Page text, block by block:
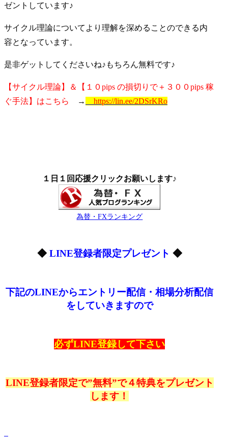
ゼントしています♪
サイクル理論についてより理解を深めることのできる内
容となっています。
是非ゲットしてくださいね♪もちろん無料です♪
【サイクル理論】＆【１０pips の損切りで＋３００pips 稼
ぐ手法】はこちら
→ https://lin.ee/2DSrKRo
１日１回応援クリックお願いします♪
為替・FXランキング
◆ LINE登録者限定プレゼント ◆
下記のLINEからエントリー配信・相場分析配信
をしていきますので
必ずLINE登録して下さい
LINE登録者限定で”無料”で４特典をプレゼント
します！